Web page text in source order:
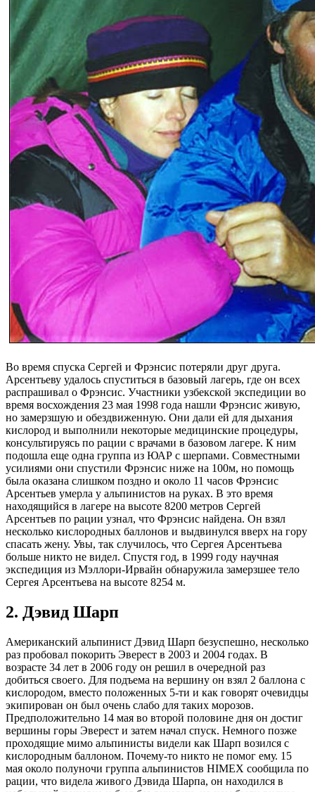
Во время спуска Сергей и Фрэнсис потеряли друг друга.
Арсентьеву удалось спуститься в базовый лагерь, где он всех
распрашивал о Фрэнсис. Участники узбекской экспедиции во
время восхождения 23 мая 1998 года нашли Фрэнсис живую,
но замерзшую и обездвиженную. Они дали ей для дыхания
кислород и выполнили некоторые медицинские процедуры,
консультируясь по рации с врачами в базовом лагере. К ним
подошла еще одна группа из ЮАР с шерпами. Совместными
усилиями они спустили Фрэнсис ниже на 100м, но помощь
была оказана слишком поздно и около 11 часов Фрэнсис
Арсентьев умерла у альпинистов на руках. В это время
находящийся в лагере на высоте 8200 метров Сергей
Арсентьев по рации узнал, что Фрэнсис найдена. Он взял
несколько кислородных баллонов и выдвинулся вверх на гору
спасать жену. Увы, так случилось, что Сергея Арсентьева
больше никто не видел. Спустя год, в 1999 году научная
экспедиция из Мэллори-Ирвайн обнаружила замерзшее тело
Сергея Арсентьева на высоте 8254 м.
2. Дэвид Шарп
Американский альпинист Дэвид Шарп безуспешно, несколько
раз пробовал покорить Эверест в 2003 и 2004 годах. В
возрасте 34 лет в 2006 году он решил в очередной раз
добиться своего. Для подъема на вершину он взял 2 баллона с
кислородом, вместо положенных 5-ти и как говорят очевидцы
экипирован он был очень слабо для таких морозов.
Предположительно 14 мая во второй половине дня он достиг
вершины горы Эверест и затем начал спуск. Немного позже
проходящие мимо альпинисты видели как Шарп возился с
кислородным баллоном. Почему-то никто не помог ему. 15
мая около полуночи группа альпинистов HIMEX сообщила по
рации, что видела живого Дэвида Шарпа, он находился в